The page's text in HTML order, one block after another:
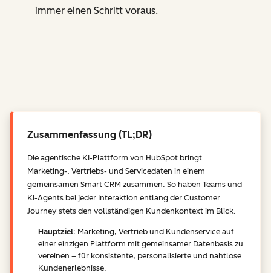
immer einen Schritt voraus.
Zusammenfassung (TL;DR)
Die agentische KI-Plattform von HubSpot bringt
Marketing-, Vertriebs- und Servicedaten in einem
gemeinsamen Smart CRM zusammen. So haben Teams und
KI-Agents bei jeder Interaktion entlang der Customer
Journey stets den vollständigen Kundenkontext im Blick.
Hauptziel: Marketing, Vertrieb und Kundenservice auf
einer einzigen Plattform mit gemeinsamer Datenbasis zu
vereinen – für konsistente, personalisierte und nahtlose
Kundenerlebnisse.